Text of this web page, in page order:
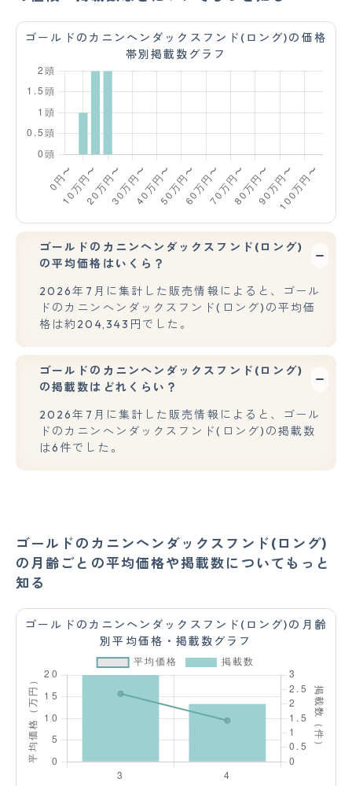
ゴールドのカニンヘンダックスフンド(ロング)の価格
帯別掲載数グラフ
ゴールドのカニンヘンダックスフンド(ロング)
の平均価格はいくら？
2026年7月に集計した販売情報によると、ゴール
ドのカニンヘンダックスフンド(ロング)の平均価
格は約204,343円でした。
ゴールドのカニンヘンダックスフンド(ロング)
の掲載数はどれくらい？
2026年7月に集計した販売情報によると、ゴール
ドのカニンヘンダックスフンド(ロング)の掲載数
は6件でした。
ゴールドのカニンヘンダックスフンド(ロング)
の月齢ごとの平均価格や掲載数についてもっと
知る
ゴールドのカニンヘンダックスフンド(ロング)の月齢
別平均価格・掲載数グラフ